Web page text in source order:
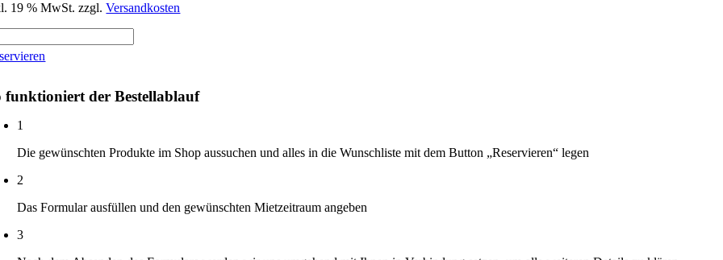
19 % MwSt. zzgl.Versandkosten
funktioniert der Bestellablauf
1
Die gewünschten Produkte im Shop aussuchen und alles in die Wunschliste mit dem Button „Reservieren“ legen
2
Das Formular ausfüllen und den gewünschten Mietzeitraum angeben
3